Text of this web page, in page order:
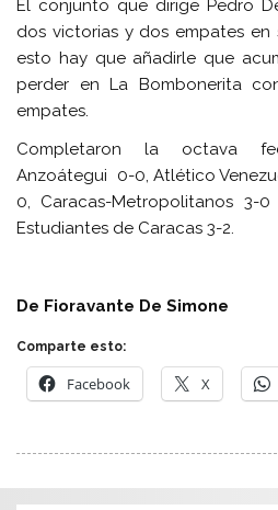
El conjunto que dirige Pedro
dos victorias y dos empates en
esto hay que añadirle que
perder en La Bombonerita
empates.
Completaron la octava
Anzoátegui 0-0, Atlético
0, Caracas-Metropolitanos 3-
Estudiantes de Caracas 3-2.
De Fioravante De Simone
Comparte esto:
Facebook X